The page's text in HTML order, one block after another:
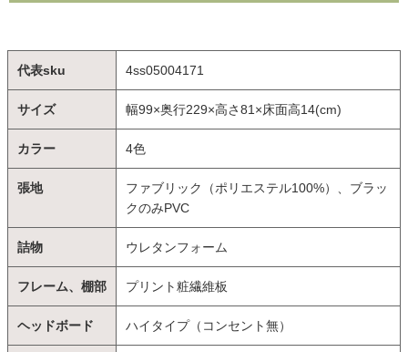
代表sku 4ss05004171
サイズ 幅99×奥行229×高さ81×床面高14(cm)
カラー 4色
張地
ファブリック（ポリエステル100%）、ブラッ
クのみPVC
詰物 ウレタンフォーム
フレーム、棚部 プリント粧繊維板
ヘッドボード ハイタイプ（コンセント無）